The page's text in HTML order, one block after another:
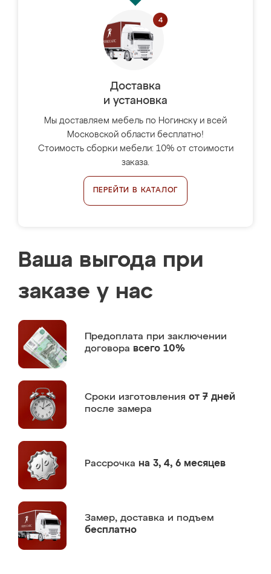
Доставка
и установка
Мы доставляем мебель по Ногинску и всей
Московской области бесплатно!
Стоимость сборки мебели: 10% от стоимости
заказа.
ПЕРЕЙТИ В КАТАЛОГ
Ваша выгода при
заказе у нас
Предоплата при заключении
договора всего 10%
Сроки изготовления от 7 дней
после замера
Рассрочка на 3, 4, 6 месяцев
Замер, доставка и подъем
бесплатно